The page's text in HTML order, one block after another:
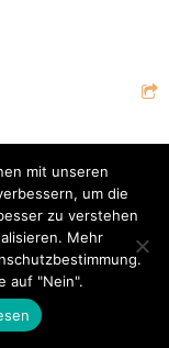
wirklich super
15 – 20% mehr
Mehlmischung,
mit unseren
um die
zu verstehen
Mehr
auf "Nein".